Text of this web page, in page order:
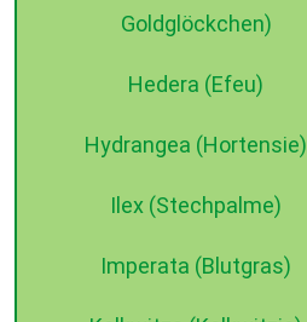
Goldglöckchen)
Hedera (Efeu)
Hydrangea (Hortensie)
Ilex (Stechpalme)
Imperata (Blutgras)